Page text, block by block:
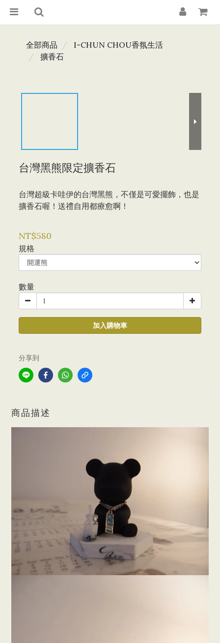
全部商品
I-CHUN CHOU香氛生活
擴香石
台灣黑熊限定擴香石
台灣超級卡哇伊的台灣黑熊，不僅是可愛擺飾，也是
擴香石喔！送禮自用都療愈啊！
NT$580
規格
數量
加入購物車
分享到
商品描述